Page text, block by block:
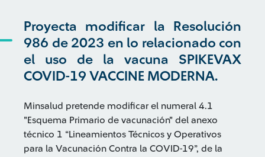
Proyecta modificar la Resolución
986 de 2023 en lo relacionado con
el uso de la vacuna SPIKEVAX
COVID-19 VACCINE MODERNA.
Minsalud pretende modificar el numeral 4.1
"Esquema Primario de vacunación" del anexo
técnico 1 “Lineamientos Técnicos y Operativos
para la Vacunación Contra la COVID-19”, de la